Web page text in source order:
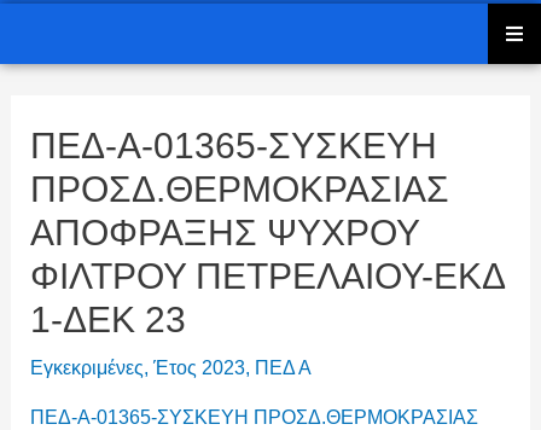
ΠΕΔ-A-01365-ΣΥΣΚΕΥΗ
ΠΡΟΣΔ.ΘΕΡΜΟΚΡΑΣΙΑΣ
ΑΠΟΦΡΑΞΗΣ ΨΥΧΡΟΥ
ΦΙΛΤΡΟΥ ΠΕΤΡΕΛΑΙΟΥ-ΕΚΔ
1-ΔΕΚ 23
Εγκεκριμένες, Έτος 2023, ΠΕΔ Α
ΠΕΔ-A-01365-ΣΥΣΚΕΥΗ ΠΡΟΣΔ.ΘΕΡΜΟΚΡΑΣΙΑΣ